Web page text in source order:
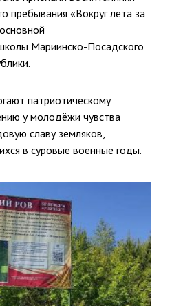
пребывания «Вокруг лета за
Мариинско-Посадского
патриотическому
у молодёжи чувства
славу земляков,
в суровые военные годы.